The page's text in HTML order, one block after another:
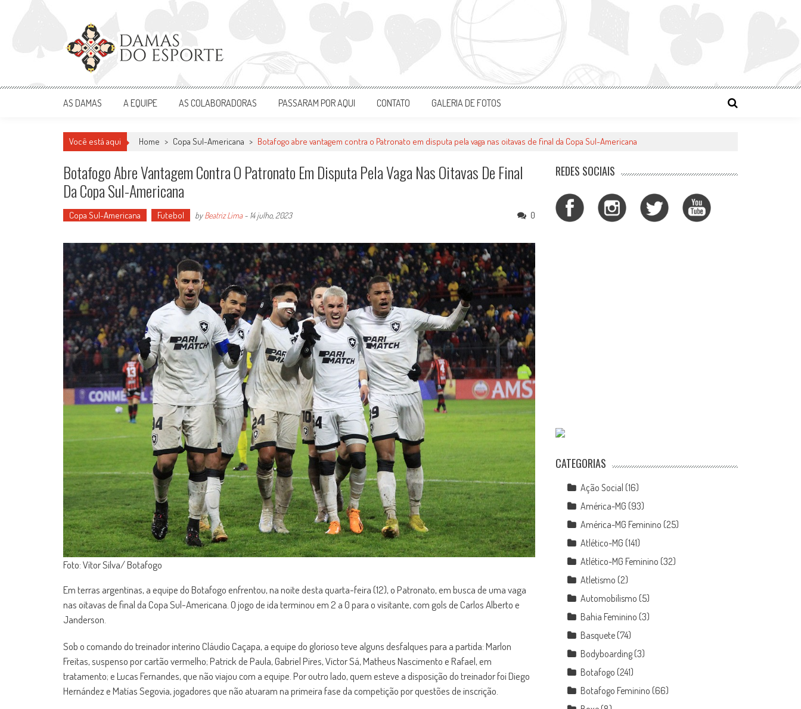
Damas do Esporte
Descobrindo talentos femininos para o meio esportivo
AS DAMAS A EQUIPE AS COLABORADORAS PASSARAM POR AQUI CONTATO GALERIA DE FOTOS
Você está aqui Home > Copa Sul-Americana > Botafogo abre vantagem contra o Patronato em disputa pela vaga nas oitavas de final da Copa Sul-Americana
Botafogo Abre Vantagem Contra O Patronato Em Disputa Pela Vaga Nas Oitavas De Final
Da Copa Sul-Americana
Copa Sul-Americana Futebol byBeatriz Lima- 14 julho, 2023 0
Foto: Vítor Silva/ Botafogo
Em terras argentinas, a equipe do Botafogo enfrentou, na noite desta quarta-feira (12), o Patronato, em busca de uma vaga
nas oitavas de final da Copa Sul-Americana. O jogo de ida terminou em 2 a 0 para o visitante, com gols de Carlos Alberto e
Janderson.
Sob o comando do treinador interino Cláudio Caçapa, a equipe do glorioso teve alguns desfalques para a partida: Marlon
Freitas, suspenso por cartão vermelho; Patrick de Paula, Gabriel Pires, Victor Sá, Matheus Nascimento e Rafael, em
tratamento; e Lucas Fernandes, que não viajou com a equipe. Por outro lado, quem esteve a disposição do treinador foi Diego
Hernández e Matías Segovia, jogadores que não atuaram na primeira fase da competição por questões de inscrição.
REDES SOCIAIS
CATEGORIAS
Ação Social (16)
América-MG (93)
América-MG Feminino (25)
Atlético-MG (141)
Atlético-MG Feminino (32)
Atletismo (2)
Automobilismo (5)
Bahia Feminino (3)
Basquete (74)
Bodyboarding (3)
Botafogo (241)
Botafogo Feminino (66)